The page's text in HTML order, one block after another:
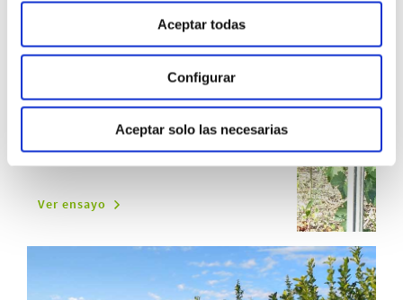
Aceptar todas
Configurar
Aceptar solo las necesarias
ENSAYO REALIZADO EN PORTUGAL
Control del mildiu en uva
de vinificación
Ver ensayo